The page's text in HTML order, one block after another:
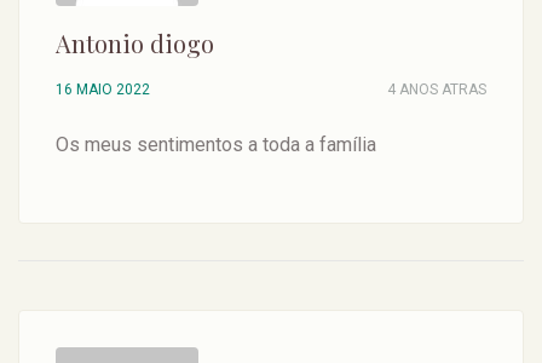
Antonio diogo
16 MAIO 2022 4 ANOS ATRAS
Os meus sentimentos a toda a família